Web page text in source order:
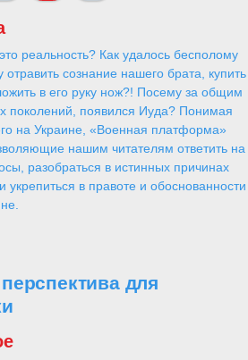
реальность? Как удалось бесполому
сознание нашего брата, купить
в его руку нож?! Посему за общим
поколений, появился Иуда? Понимая
на Украине, «Военная платформа»
нашим читателям ответить на
разобраться в истинных причинах
укрепиться в правоте и обоснованности
для